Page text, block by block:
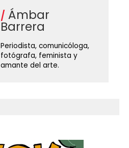
Ámbar
Barrera
Periodista, comunicóloga,
fotógrafa, feminista y
amante del arte.